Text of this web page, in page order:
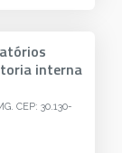
interna
CEP: 30.130-